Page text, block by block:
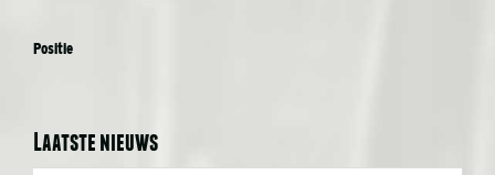
Positie
Laatste nieuws